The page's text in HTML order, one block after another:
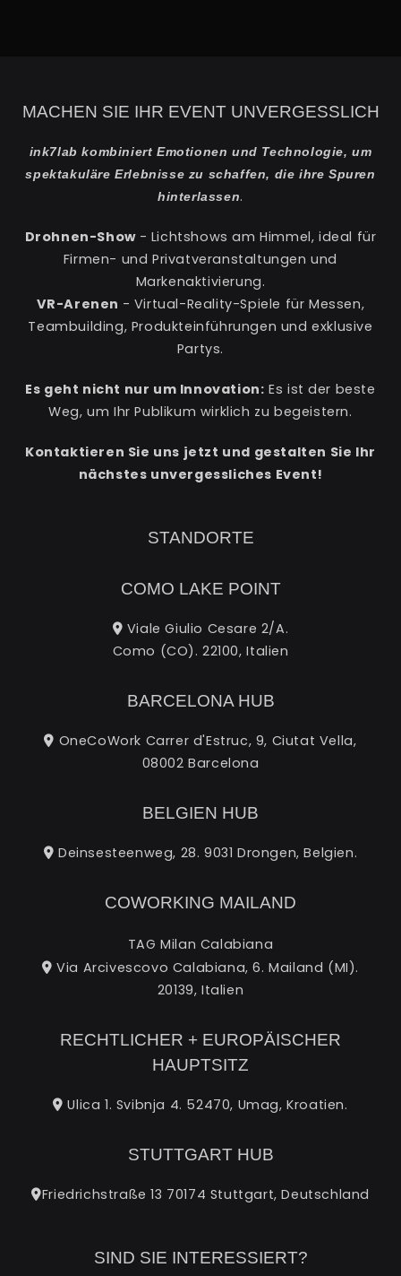
MACHEN SIE IHR EVENT UNVERGESSLICH
ink7lab kombiniert Emotionen und Technologie, um
spektakuläre Erlebnisse zu schaffen, die ihre Spuren
hinterlassen.
Drohnen-Show - Lichtshows am Himmel, ideal für
Firmen- und Privatveranstaltungen und
Markenaktivierung.
VR-Arenen - Virtual-Reality-Spiele für Messen,
Teambuilding, Produkteinführungen und exklusive
Partys.
Es geht nicht nur um Innovation: Es ist der beste
Weg, um Ihr Publikum wirklich zu begeistern.
Kontaktieren Sie uns jetzt und gestalten Sie Ihr
nächstes unvergessliches Event!
STANDORTE
COMO LAKE POINT
Viale Giulio Cesare 2/A.
Como (CO). 22100, Italien
BARCELONA HUB
OneCoWork Carrer d'Estruc, 9, Ciutat Vella,
08002 Barcelona
BELGIEN HUB
Deinsesteenweg, 28. 9031 Drongen, Belgien.
COWORKING MAILAND
TAG Milan Calabiana
Via Arcivescovo Calabiana, 6. Mailand (MI).
20139, Italien
RECHTLICHER + EUROPÄISCHER
HAUPTSITZ
Ulica 1. Svibnja 4. 52470, Umag, Kroatien.
STUTTGART HUB
Friedrichstraße 13 70174 Stuttgart, Deutschland
SIND SIE INTERESSIERT?